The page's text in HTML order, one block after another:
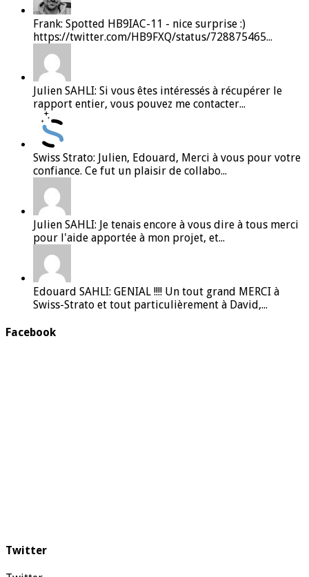
Frank: Spotted HB9IAC-11 - nice surprise :)
https://twitter.com/HB9FXQ/status/728875465...
Julien SAHLI: Si vous êtes intéressés à récupérer le
rapport entier, vous pouvez me contacter...
Swiss Strato: Julien, Edouard, Merci à vous pour votre
confiance. Ce fut un plaisir de collabo...
Julien SAHLI: Je tenais encore à vous dire à tous merci
pour l'aide apportée à mon projet, et...
Edouard SAHLI: GENIAL !!!! Un tout grand MERCI à
Swiss-Strato et tout particulièrement à David,...
Facebook
Twitter